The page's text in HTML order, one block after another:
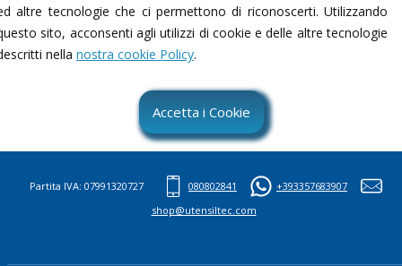
Contattami
altre tecnologie che ci permettono di riconoscerti. Utilizzando
sito, acconsenti agli utilizzi di cookie e delle altre tecnologie
nellanostra cookie Policy.
Accetta i Cookie
Partita IVA: 07991320727 080802841
+393357683907
shop@utensiltec.com